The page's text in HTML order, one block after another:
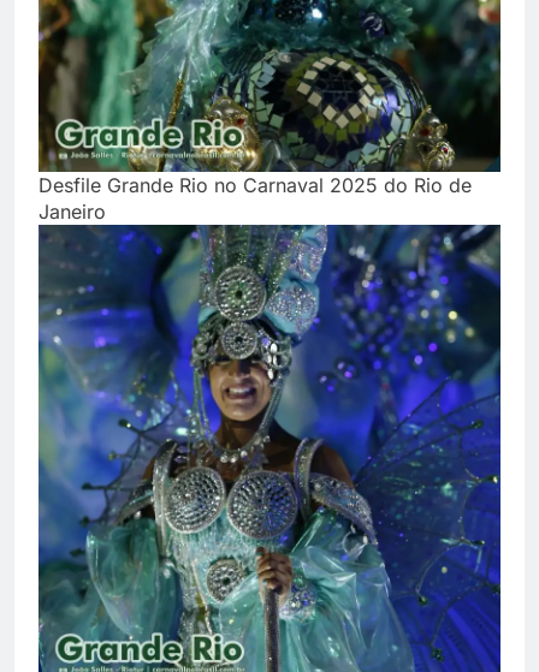
Desfile Grande Rio no Carnaval 2025 do Rio de
Janeiro